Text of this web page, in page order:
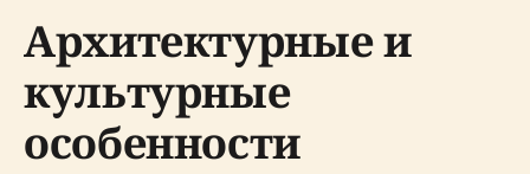
Архитектурные и
культурные
особенности